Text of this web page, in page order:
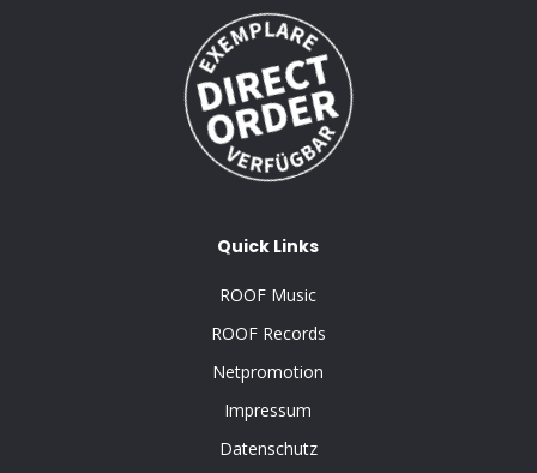
Quick Links
ROOF Music
ROOF Records
Netpromotion
Impressum
Datenschutz